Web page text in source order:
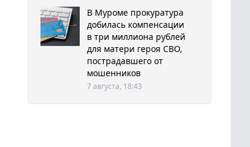
В Муроме прокуратура
добилась компенсации
в три миллиона рублей
для матери героя СВО,
пострадавшего от
мошенников
7 августа, 18:43